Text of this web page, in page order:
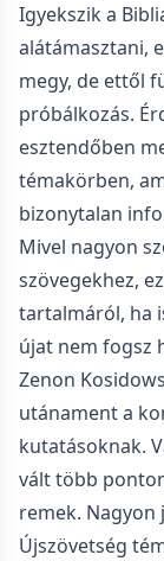
Igyekszik a
alátámasztani,
megy, de ettől
próbálkozás.
esztendőben
témakörben,
bizonytalan
Mivel nagyon
szövegekhez,
tartalmáról, ha
újat nem fogsz
Zenon
utánament a
kutatásoknak.
vált több
remek. Nagyon
Újszövetség